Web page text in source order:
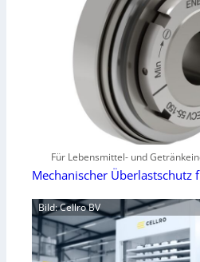
Für Lebensmittel- und
Mechanischer
Bild: Cellro BV